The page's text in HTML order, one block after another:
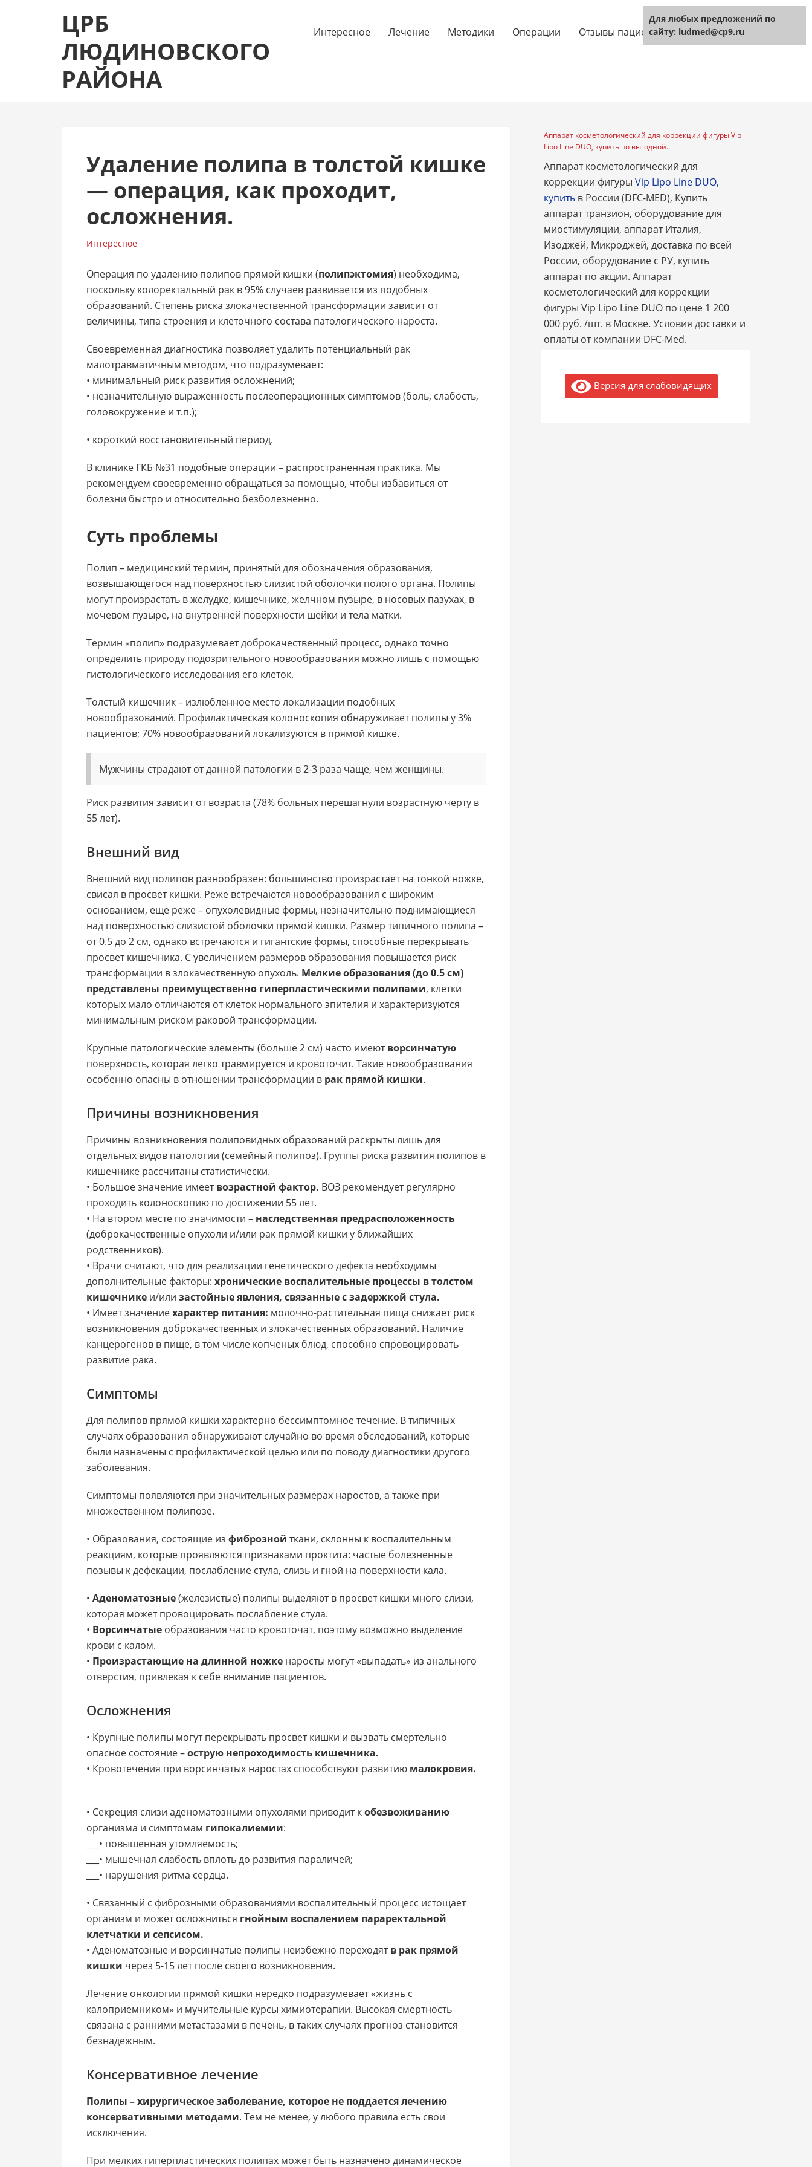
navigation
content
ЦРБ
ЛЮДИНОВСКОГО
РАЙОНА
Интересное Лечение Методики Операции Отзывы пациентов Технология
Удаление полипа в толстой кишке
— операция, как проходит,
осложнения.
Интересное
Операция по удалению полипов прямой кишки (полипэктомия) необходима,
поскольку колоректальный рак в 95% случаев развивается из подобных
образований. Степень риска злокачественной трансформации зависит от
величины, типа строения и клеточного состава патологического нароста.
Своевременная диагностика позволяет удалить потенциальный рак
малотравматичным методом, что подразумевает:
• минимальный риск развития осложнений;
• незначительную выраженность послеоперационных симптомов (боль, слабость,
головокружение и т.п.);
• короткий восстановительный период.
В клинике ГКБ №31 подобные операции – распространенная практика. Мы
рекомендуем своевременно обращаться за помощью, чтобы избавиться от
болезни быстро и относительно безболезненно.
Суть проблемы
Полип – медицинский термин, принятый для обозначения образования,
возвышающегося над поверхностью слизистой оболочки полого органа. Полипы
могут произрастать в желудке, кишечнике, желчном пузыре, в носовых пазухах, в
мочевом пузыре, на внутренней поверхности шейки и тела матки.
Термин «полип» подразумевает доброкачественный процесс, однако точно
определить природу подозрительного новообразования можно лишь с помощью
гистологического исследования его клеток.
Толстый кишечник – излюбленное место локализации подобных
новообразований. Профилактическая колоноскопия обнаруживает полипы у 3%
пациентов; 70% новообразований локализуются в прямой кишке.
Мужчины страдают от данной патологии в 2-3 раза чаще, чем женщины.
Риск развития зависит от возраста (78% больных перешагнули возрастную черту в
55 лет).
Внешний вид
Внешний вид полипов разнообразен: большинство произрастает на тонкой ножке,
свисая в просвет кишки. Реже встречаются новообразования с широким
основанием, еще реже – опухолевидные формы, незначительно поднимающиеся
над поверхностью слизистой оболочки прямой кишки. Размер типичного полипа –
от 0.5 до 2 см, однако встречаются и гигантские формы, способные перекрывать
просвет кишечника. С увеличением размеров образования повышается риск
трансформации в злокачественную опухоль. Мелкие образования (до 0.5 см)
представлены преимущественно гиперпластическими полипами, клетки
которых мало отличаются от клеток нормального эпителия и характеризуются
минимальным риском раковой трансформации.
Крупные патологические элементы (больше 2 см) часто имеютворсинчатую
поверхность, которая легко травмируется и кровоточит. Такие новообразования
особенно опасны в отношении трансформации в рак прямой кишки.
Причины возникновения
Причины возникновения полиповидных образований раскрыты лишь для
отдельных видов патологии (семейный полипоз). Группы риска развития полипов в
кишечнике рассчитаны статистически.
• Большое значение имеетвозрастной фактор. ВОЗ рекомендует регулярно
проходить колоноскопию по достижении 55 лет.
• На втором месте по значимости – наследственная предрасположенность
(доброкачественные опухоли и/или рак прямой кишки у ближайших
родственников).
• Врачи считают, что для реализации генетического дефекта необходимы
дополнительные факторы: хронические воспалительные процессы в толстом
кишечнике и/или застойные явления, связанные с задержкой стула.
• Имеет значениехарактер питания: молочно-растительная пища снижает риск
возникновения доброкачественных и злокачественных образований. Наличие
канцерогенов в пище, в том числе копченых блюд, способно спровоцировать
развитие рака.
Симптомы
Для полипов прямой кишки характерно бессимптомное течение. В типичных
случаях образования обнаруживают случайно во время обследований, которые
были назначены с профилактической целью или по поводу диагностики другого
заболевания.
Симптомы появляются при значительных размерах наростов, а также при
множественном полипозе.
• Образования, состоящие из фиброзной ткани, склонны к воспалительным
реакциям, которые проявляются признаками проктита: частые болезненные
позывы к дефекации, послабление стула, слизь и гной на поверхности кала.
• Аденоматозные(железистые) полипы выделяют в просвет кишки много слизи,
которая может провоцировать послабление стула.
• Ворсинчатые образования часто кровоточат, поэтому возможно выделение
крови с калом.
• Произрастающие на длинной ножке наросты могут «выпадать» из анального
отверстия, привлекая к себе внимание пациентов.
Осложнения
• Крупные полипы могут перекрывать просвет кишки и вызвать смертельно
опасное состояние –острую непроходимость кишечника.
• Кровотечения при ворсинчатых наростах способствуют развитию малокровия.
• Секреция слизи аденоматозными опухолями приводит кобезвоживанию
организма и симптомам гипокалиемии:
___• повышенная утомляемость;
___• мышечная слабость вплоть до развития параличей;
___• нарушения ритма сердца.
• Связанный с фиброзными образованиями воспалительный процесс истощает
организм и может осложниться гнойным воспалением параректальной
клетчатки и сепсисом.
• Аденоматозные и ворсинчатые полипы неизбежно переходятв рак прямой
кишки через 5-15 лет после своего возникновения.
Лечение онкологии прямой кишки нередко подразумевает «жизнь с
калоприемником» и мучительные курсы химиотерапии. Высокая смертность
связана с ранними метастазами в печень, в таких случаях прогноз становится
безнадежным.
Консервативное лечение
Полипы – хирургическое заболевание, которое не поддается лечению
консервативными методами. Тем не менее, у любого правила есть свои
исключения.
При мелких гиперпластических полипах может быть назначено динамическое
Аппарат косметологический для коррекции фигуры Vip
Lipo Line DUO, купить по выгодной..
Аппарат косметологический для
коррекции фигурыVip Lipo Line DUO,
купить в России (DFC-MED), Купить
аппарат транзион, оборудование для
миостимуляции, аппарат Италия,
Изоджей, Микроджей, доставка по всей
России, оборудование с РУ, купить
аппарат по акции. Аппарат
косметологический для коррекции
фигуры Vip Lipo Line DUO по цене 1 200
000 руб. /шт. в Москве. Условия доставки и
оплаты от компании DFC-Med.
Версия для слабовидящих
Для любых предложений по
сайту: ludmed@cp9.ru